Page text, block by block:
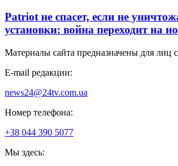
Patriot не спасет, если не
установки: война переходит на
Материалы сайта предназначены для лиц
E-mail редакции:
news24@24tv.com.ua
Номер телефона:
+38 044 390 5077
Мы здесь: